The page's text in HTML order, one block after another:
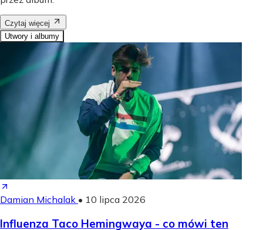
Czytaj więcej
Utwory i albumy
Damian Michalak • 10 lipca 2026
Influenza Taco Hemingwaya - co mówi ten